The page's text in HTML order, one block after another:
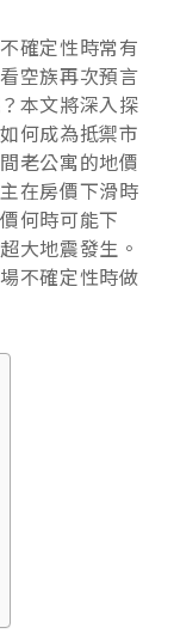
確定性時常有
空族再次預言
本文將深入探
何成為抵禦市
老公寓的地價
在房價下滑時
何時可能下
大地震發生。
不確定性時做